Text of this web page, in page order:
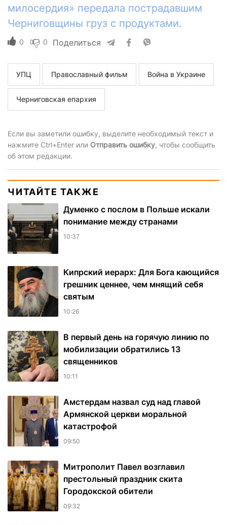
милосердия» передала пострадавшим
Черниговщины груз с продуктами.
0 0 Поделиться
УПЦ Православный фильм Война в Украине
Черниговская епархия
Если вы заметили ошибку, выделите необходимый текст и
нажмите Ctrl+Enter или Отправить ошибку, чтобы сообщить
об этом редакции.
ЧИТАЙТЕ ТАКЖЕ
Думенко с послом в Польше искали
понимание между странами
10:37
Кипрский иерарх: Для Бога кающийся
грешник ценнее, чем мнящий себя
святым
10:26
В первый день на горячую линию по
мобилизации обратились 13
священников
10:11
Амстердам назвал суд над главой
Армянской церкви моральной
катастрофой
09:50
Митрополит Павел возглавил
престольный праздник скита
Городокской обители
09:32